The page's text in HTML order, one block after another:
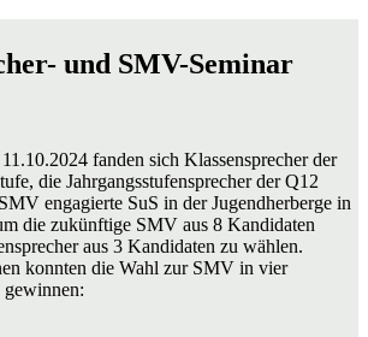
und SMV-Seminar
fanden sich Klassensprecher der
die Jahrgangsstufensprecher der Q12
engagierte SuS in der Jugendherberge in
die zukünftige SMV aus 8 Kandidaten
aus 3 Kandidaten zu wählen.
konnten die Wahl zur SMV in vier
gewinnen: